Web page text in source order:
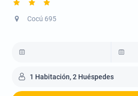
Cocú 695
1 Habitación, 2 Huéspedes